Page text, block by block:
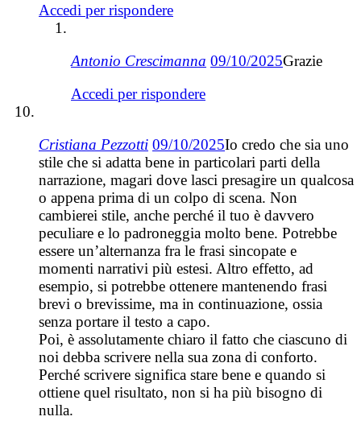
Accedi per rispondere
Antonio Crescimanna 09/10/2025Grazie
Accedi per rispondere
Cristiana Pezzotti 09/10/2025Io credo che sia uno
stile che si adatta bene in particolari parti della
narrazione, magari dove lasci presagire un qualcosa
o appena prima di un colpo di scena. Non
cambierei stile, anche perché il tuo è davvero
peculiare e lo padroneggia molto bene. Potrebbe
essere un’alternanza fra le frasi sincopate e
momenti narrativi più estesi. Altro effetto, ad
esempio, si potrebbe ottenere mantenendo frasi
brevi o brevissime, ma in continuazione, ossia
senza portare il testo a capo.
Poi, è assolutamente chiaro il fatto che ciascuno di
noi debba scrivere nella sua zona di conforto.
Perché scrivere significa stare bene e quando si
ottiene quel risultato, non si ha più bisogno di
nulla.